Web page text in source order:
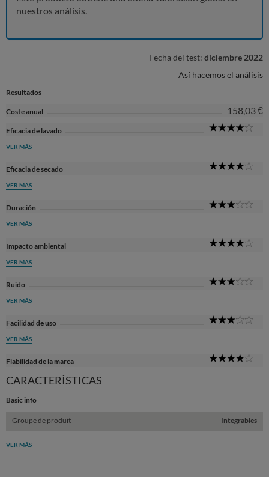
nuestros análisis.
Fecha del test: diciembre 2022
Así hacemos el análisis
Resultados
Coste anual 158,03 €
Eficacia de lavado
VER MÁS
Eficacia de secado
VER MÁS
Duración
VER MÁS
Impacto ambiental
VER MÁS
Ruido
VER MÁS
Facilidad de uso
VER MÁS
Fiabilidad de la marca
CARACTERÍSTICAS
Basic info
Groupe de produit Integrables
VER MÁS